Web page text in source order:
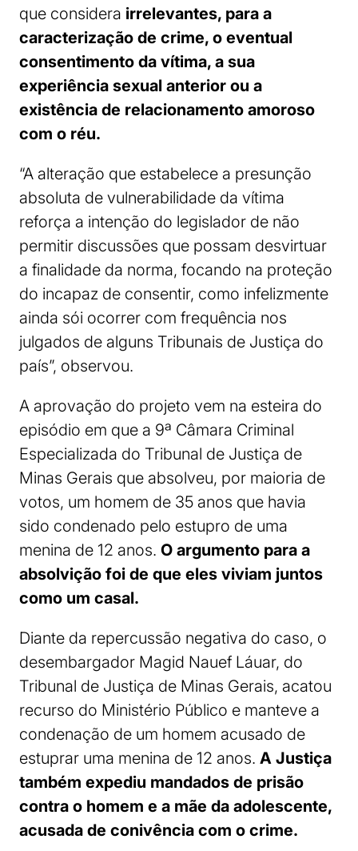
que considera irrelevantes, para a
caracterização de crime, o eventual
consentimento da vítima, a sua
experiência sexual anterior ou a
existência de relacionamento amoroso
com o réu.
“A alteração que estabelece a presunção
absoluta de vulnerabilidade da vítima
reforça a intenção do legislador de não
permitir discussões que possam desvirtuar
a finalidade da norma, focando na proteção
do incapaz de consentir, como infelizmente
ainda sói ocorrer com frequência nos
julgados de alguns Tribunais de Justiça do
país”, observou.
A aprovação do projeto vem na esteira do
episódio em que a 9ª Câmara Criminal
Especializada do Tribunal de Justiça de
Minas Gerais que absolveu, por maioria de
votos, um homem de 35 anos que havia
sido condenado pelo estupro de uma
menina de 12 anos. O argumento para a
absolvição foi de que eles viviam juntos
como um casal.
Diante da repercussão negativa do caso, o
desembargador Magid Nauef Láuar, do
Tribunal de Justiça de Minas Gerais, acatou
recurso do Ministério Público e manteve a
condenação de um homem acusado de
estuprar uma menina de 12 anos. A Justiça
também expediu mandados de prisão
contra o homem e a mãe da adolescente,
acusada de conivência com o crime.